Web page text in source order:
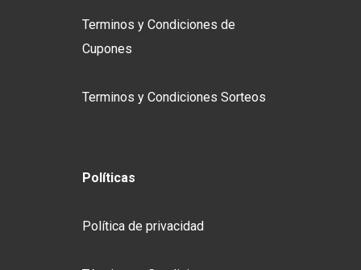
Terminos y Condiciones de
Cupones
Terminos y Condiciones Sorteos
Políticas
Política de privacidad